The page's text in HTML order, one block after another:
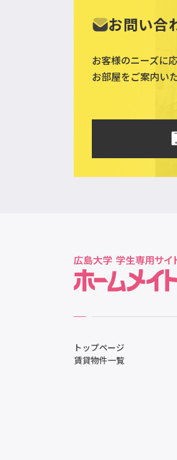
お問い合
お客様のニーズに
お部屋をご案内い
トップページ
賃貸物件一覧